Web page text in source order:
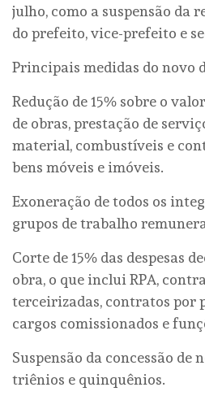
julho, como a suspensão da
do prefeito, vice-prefeito e
Principais medidas do novo
Redução de 15% sobre o
de obras, prestação de
material, combustíveis e
bens móveis e imóveis.
Exoneração de todos os
grupos de trabalho
Corte de 15% das despesas
obra, o que inclui RPA,
terceirizadas, contratos por
cargos comissionados e
Suspensão da concessão de
triênios e quinquênios.